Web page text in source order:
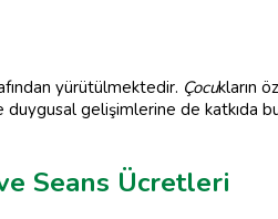
yürütülmektedir. Çocukların
duygusal gelişimlerine de
Seans Ücretleri